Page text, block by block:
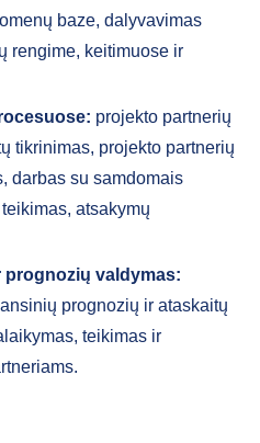
baze, dalyvavimas
rengime, keitimuose ir
projekto partnerių
tikrinimas, projekto partnerių
darbas su samdomais
atsakymų
prognozių valdymas:
prognozių ir ataskaitų
teikimas ir